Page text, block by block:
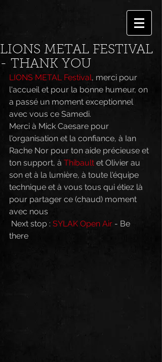
LIONS METAL FESTIVAL
- THANK YOU
LIONS METAL Festival, merci pour
l'accueil et pour la bonne humeur, on
a passé un moment exceptionnel
avec vous ce Samedi.
Merci à Mick Caesare pour
l'organisation et la confiance, à Ian
Rache Nor pour ton aide précieuse et
ton support, à Thibault et Olivier au
son et à la lumière, à toute l'équipe
technique et à vous tous qui étiez là
pour partager ce (chaud) moment
avec nous
Next stop : SYLAK Open Air - Be
there